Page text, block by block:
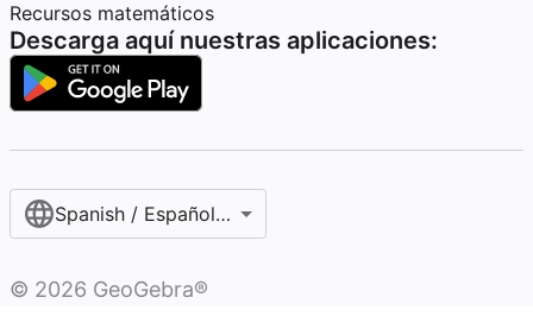
Recursos matemáticos
Descarga aquí nuestras aplicaciones:
Spanish / Español (internacional)
© 2026 GeoGebra®